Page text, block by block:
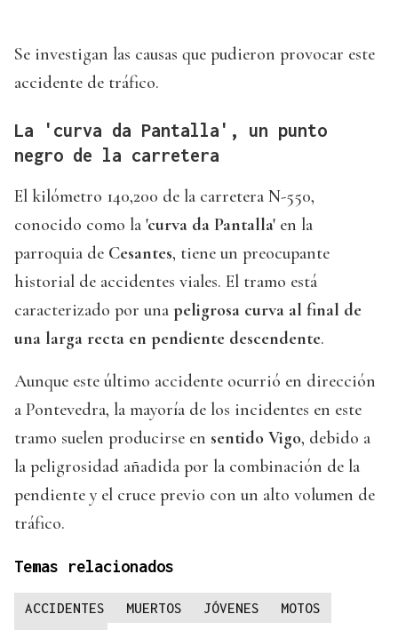
Se investigan las causas que pudieron provocar este
accidente de tráfico.
La 'curva da Pantalla', un punto
negro de la carretera
El kilómetro 140,200 de la carretera N-550,
conocido como la 'curva da Pantalla' en la
parroquia de Cesantes, tiene un preocupante
historial de accidentes viales. El tramo está
caracterizado por una peligrosa curva al final de
una larga recta en pendiente descendente.
Aunque este último accidente ocurrió en dirección
a Pontevedra, la mayoría de los incidentes en este
tramo suelen producirse en sentido Vigo, debido a
la peligrosidad añadida por la combinación de la
pendiente y el cruce previo con un alto volumen de
tráfico.
Temas relacionados
ACCIDENTES MUERTOS JÓVENES
MOTOS